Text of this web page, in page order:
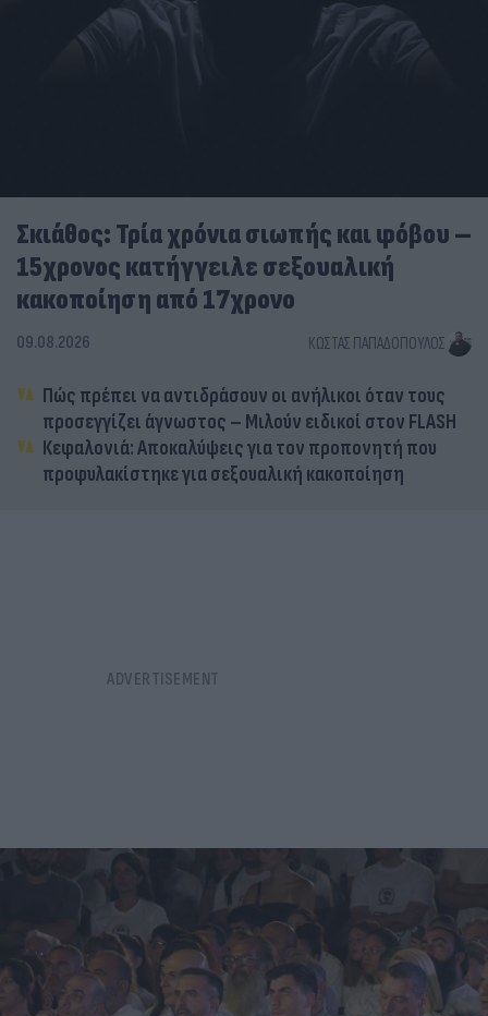
Σκιάθος: Τρία χρόνια σιωπής και φόβου –
15χρονος κατήγγειλε σεξουαλική
κακοποίηση από 17χρονο
09.08.2026 ΚΏΣΤΑΣ ΠΑΠΑΔΌΠΟΥΛΟΣ
Πώς πρέπει να αντιδράσουν οι ανήλικοι όταν τους
προσεγγίζει άγνωστος – Μιλούν ειδικοί στον FLASH
Κεφαλονιά: Αποκαλύψεις για τον προπονητή που
προφυλακίστηκε για σεξουαλική κακοποίηση